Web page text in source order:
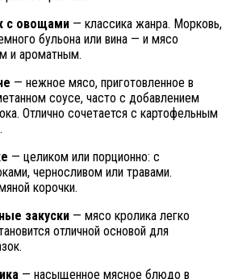
с овощами — классика жанра. Морковь,
бульона или вина — и мясо
и ароматным.
— нежное мясо, приготовленное в
соусе, часто с добавлением
Отлично сочетается с картофельным
— целиком или порционно: с
черносливом или травами.
корочки.
закуски — мясо кролика легко
отличной основой для
— насыщенное мясное блюдо в